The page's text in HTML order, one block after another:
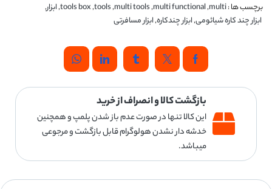
برچسب ها :multi
,
multi functional
,
multi tools
,
tools
,
tools box
,ابزار,
ابزار چند کاره شیائومی,ابزار چندکاره,ابزار مسافرتی
بازگشت کالا و انصراف از خرید
این کالا تنها در صورت عدم باز شدن پلمپ و همچنین
خدشه دار نشدن هولوگرام قابل بازگشت و مرجوعی
میباشد.